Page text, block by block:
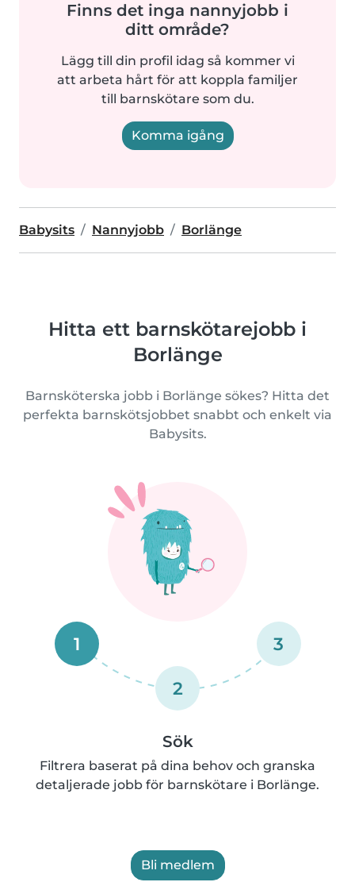
Finns det inga nannyjobb i
ditt område?
Lägg till din profil idag så kommer vi
att arbeta hårt för att koppla familjer
till barnskötare som du.
Komma igång
Babysits Nannyjobb Borlänge
Hitta ett barnskötarejobb i
Borlänge
Barnsköterska jobb i Borlänge sökes? Hitta det
perfekta barnskötsjobbet snabbt och enkelt via
Babysits.
1
2
3
Sök
Filtrera baserat på dina behov och granska
detaljerade jobb för barnskötare i Borlänge.
Bli medlem